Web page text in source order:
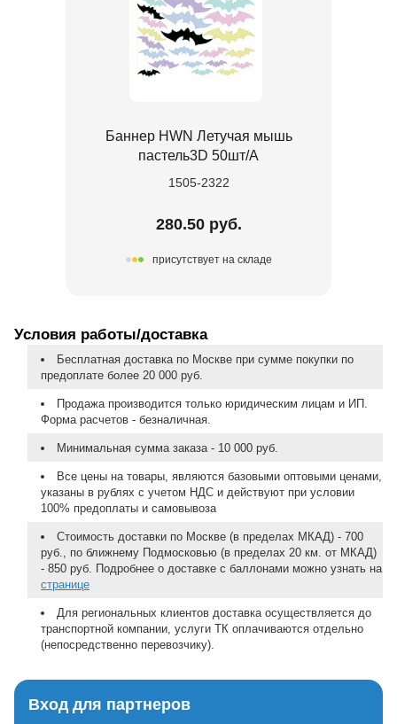
Баннер HWN Летучая мышь
пастель3D 50шт/А
1505-2322
280.50 руб.
присутствует на складе
Условия работы/доставка
Бесплатная доставка по Москве при сумме покупки по
предоплате более 20 000 руб.
Продажа производится только юридическим лицам и ИП.
Форма расчетов - безналичная.
Минимальная сумма заказа - 10 000 руб.
Все цены на товары, являются базовыми оптовыми ценами,
указаны в рублях с учетом НДС и действуют при условии
100% предоплаты и самовывоза
Стоимость доставки по Москве (в пределах МКАД) - 700
руб., по ближнему Подмосковью (в пределах 20 км. от МКАД)
- 850 руб. Подробнее о доставке с баллонами можно узнать на
странице
Для региональных клиентов доставка осуществляется до
транспортной компании, услуги ТК оплачиваются отдельно
(непосредственно перевозчику).
Вход для партнеров